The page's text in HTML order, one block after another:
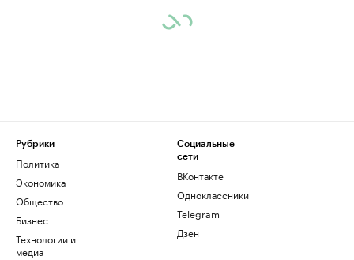
Рубрики
Политика
Экономика
Общество
Бизнес
Технологии и
медиа
Социальные
сети
ВКонтакте
Одноклассники
Telegram
Дзен